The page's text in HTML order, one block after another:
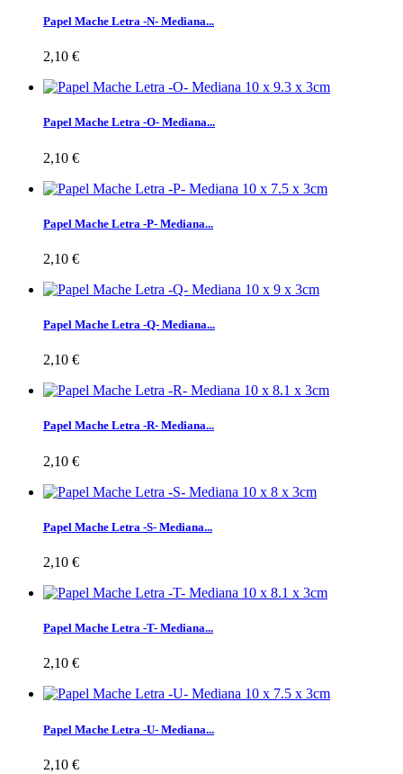
Papel Mache Letra -N- Mediana...
2,10 €
Papel Mache Letra -O- Mediana...
2,10 €
Papel Mache Letra -P- Mediana...
2,10 €
Papel Mache Letra -Q- Mediana...
2,10 €
Papel Mache Letra -R- Mediana...
2,10 €
Papel Mache Letra -S- Mediana...
2,10 €
Papel Mache Letra -T- Mediana...
2,10 €
Papel Mache Letra -U- Mediana...
2,10 €